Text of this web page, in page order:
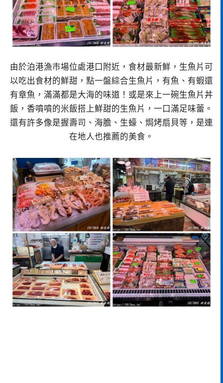
由於泊港漁市場位處港口附近，食材最新鮮，生魚片可
以吃出食材的鮮甜，點一盤綜合生魚片，有魚、有蝦還
有章魚，滿滿都是大海的味道！或是來上一碗生魚片丼
飯，香噴噴的米飯搭上鮮甜的生魚片，一口滿足味蕾。
還有許多像是握壽司、海膽、生蠔、焗烤扇貝等，是連
在地人也推薦的美食。